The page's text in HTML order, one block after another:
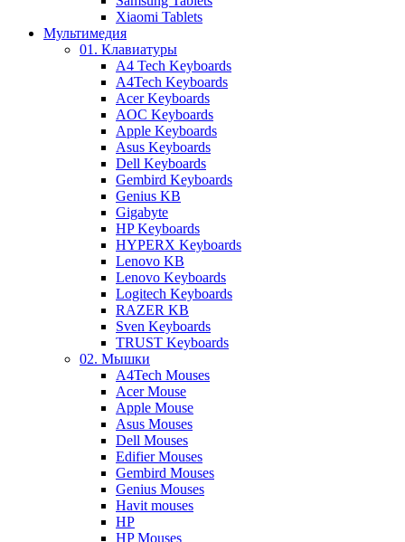
Xiaomi Tablets
Мультимедия
01. Клавиатуры
A4 Tech Keyboards
A4Tech Keyboards
Acer Keyboards
AOC Keyboards
Apple Keyboards
Asus Keyboards
Dell Keyboards
Gembird Keyboards
Genius KB
Gigabyte
HP Keyboards
HYPERX Keyboards
Lenovo KB
Lenovo Keyboards
Logitech Keyboards
RAZER KB
Sven Keyboards
TRUST Keyboards
02. Мышки
A4Tech Mouses
Acer Mouse
Apple Mouse
Asus Mouses
Dell Mouses
Edifier Mouses
Gembird Mouses
Genius Mouses
Havit mouses
HP
HP Mouses